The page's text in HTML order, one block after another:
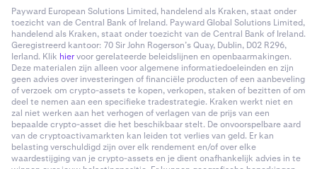
Payward European Solutions Limited, handelend als Kraken, staat onder
toezicht van de Central Bank of Ireland. Payward Global Solutions Limited,
handelend als Kraken, staat onder toezicht van de Central Bank of Ireland.
Geregistreerd kantoor: 70 Sir John Rogerson’s Quay, Dublin, D02 R296,
Ierland. Klik hiervoor gerelateerde beleidslijnen en openbaarmakingen.
Deze materialen zijn alleen voor algemene informatiedoeleinden en zijn
geen advies over investeringen of financiële producten of een aanbeveling
of verzoek om crypto-assets te kopen, verkopen, staken of bezitten of om
deel te nemen aan een specifieke tradestrategie. Kraken werkt niet en
zal niet werken aan het verhogen of verlagen van de prijs van een
bepaalde crypto-asset die het beschikbaar stelt. De onvoorspelbare aard
van de cryptoactivamarkten kan leiden tot verlies van geld. Er kan
belasting verschuldigd zijn over elk rendement en/of over elke
waardestijging van je crypto-assets en je dient onafhankelijk advies in te